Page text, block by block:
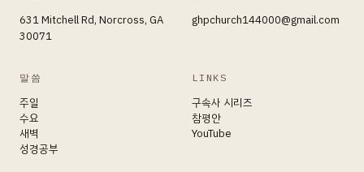
631 Mitchell Rd, Norcross, GA
30071
ghpchurch144000@gmail.com
말씀
주일
수요
새벽
성경공부
LINKS
구속사 시리즈
참평안
YouTube